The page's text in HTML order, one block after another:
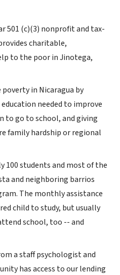
501 (c)(3) nonprofit and tax-
charitable,
to the poor in Jinotega,
in Nicaragua by
needed to improve
to go to school, and giving
family hardship or regional
100 students and most of the
and neighboring barrios
The monthly assistance
child to study, but usually
school, too -- and
a staff psychologist and
has access to our lending